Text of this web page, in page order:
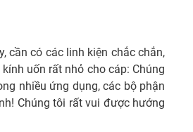
cần có các linh kiện chắc chắn,
uốn rất nhỏ cho cáp: Chúng
nhiều ứng dụng, các bộ phận
Chúng tôi rất vui được hướng